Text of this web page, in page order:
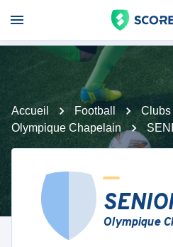
Accueil Football Clubs
Olympique Chapelain
Olympique